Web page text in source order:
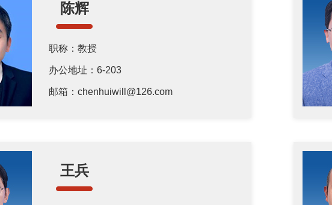
陈辉
职称：教授
办公地址：6-203
邮箱：chenhuiwill@126.com
王兵